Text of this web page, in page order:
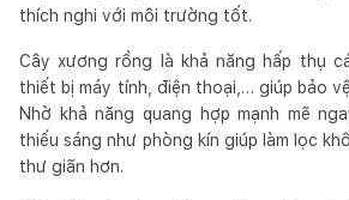
thích nghi với môi trường tốt.
Cây xương rồng là khả năng hấp thụ
thiết bị máy tính, điện thoại,… giúp bảo
Nhờ khả năng quang hợp mạnh mẽ
thiếu sáng như phòng kín giúp làm lọc
thư giãn hơn.